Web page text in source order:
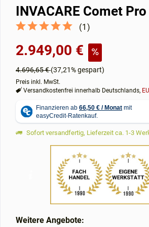
INVACARE Comet
(1 )
2.949,00 €
4.696,65 €(37,21% gespart)
Preis inkl. MwSt.
Versandkostenfrei innerhalb Deutschlands,
Sofort versandfertig, Lieferzeit ca. 1-3
Weitere Angebote: